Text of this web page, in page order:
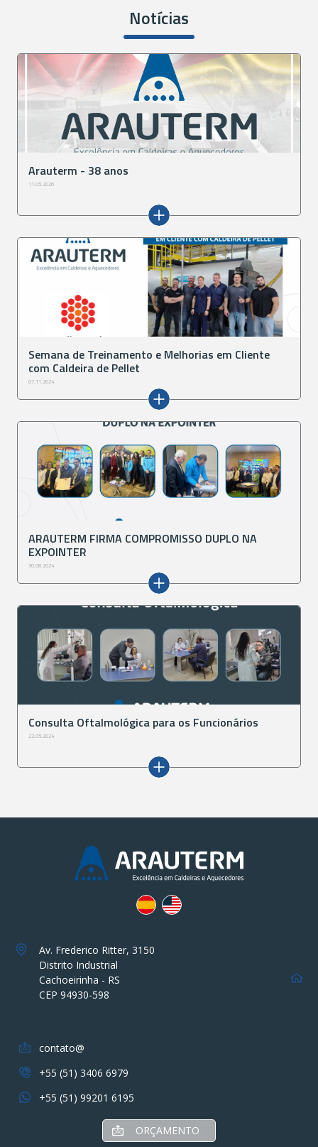
Notícias
Arauterm - 38 anos
11.05.2026
Semana de Treinamento e Melhorias em Cliente
com Caldeira de Pellet
07.11.2024
ARAUTERM FIRMA COMPROMISSO DUPLO NA
EXPOINTER
30.08.2024
Consulta Oftalmológica para os Funcionários
22.05.2024
Av. Frederico Ritter, 3150
Distrito Industrial
Cachoeirinha - RS
CEP 94930-598
contato@
+55 (51) 3406 6979
+55 (51) 99201 6195
ORÇAMENTO